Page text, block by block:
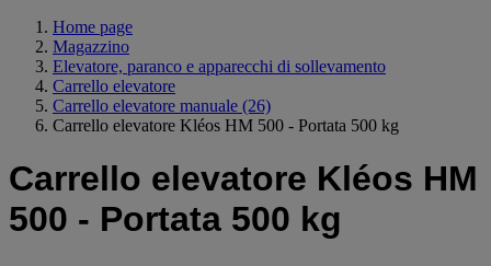
Home page
Magazzino
Elevatore, paranco e apparecchi di sollevamento
Carrello elevatore
Carrello elevatore manuale (26)
Carrello elevatore Kléos HM 500 - Portata 500 kg
Carrello elevatore Kléos HM
500 - Portata 500 kg